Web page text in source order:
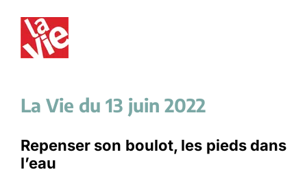
La Vie du 13 juin 2022
Repenser son boulot, les pieds dans
l’eau